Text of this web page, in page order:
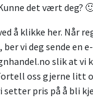
det vært deg?
å klikke her. Når
vi deg sende en
slik at vi
oss gjerne litt
setter pris på å bli